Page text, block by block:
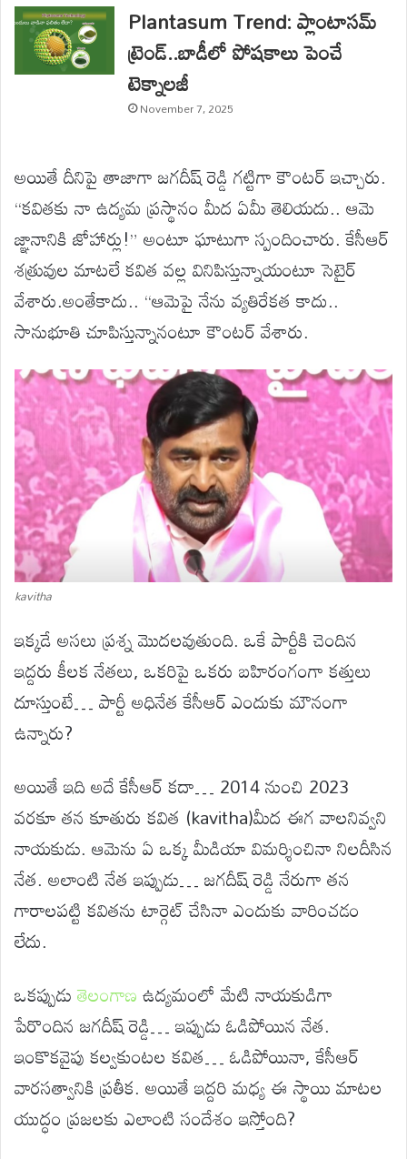
Plantasum Trend: ప్లాంటాసమ్
ట్రెండ్..బాడీలో పోషకాలు పెంచే
టెక్నాలజీ
November 7, 2025
అయితే దీనిపై తాజాగా జగదీష్ రెడ్డి గట్టిగా కౌంటర్ ఇచ్చారు.
“కవితకు నా ఉద్యమ ప్రస్థానం మీద ఏమీ తెలియదు.. ఆమె
జ్ఞానానికి జోహార్లు!” అంటూ ఘాటుగా స్పందించారు. కేసీఆర్
శత్రువుల మాటలే కవిత వల్ల వినిపిస్తున్నాయంటూ సెటైర్
వేశారు.అంతేకాదు.. “ఆమెపై నేను వ్యతిరేకత కాదు..
సానుభూతి చూపిస్తున్నానంటూ కౌంటర్ వేశారు.
kavitha
ఇక్కడే అసలు ప్రశ్న మొదలవుతుంది. ఒకే పార్టీకి చెందిన
ఇద్దరు కీలక నేతలు, ఒకరిపై ఒకరు బహిరంగంగా కత్తులు
దూస్తుంటే… పార్టీ అధినేత కేసీఆర్ ఎందుకు మౌనంగా
ఉన్నారు?
అయితే ఇది అదే కేసీఆర్ కదా… 2014 నుంచి 2023
వరకూ తన కూతురు కవిత (kavitha)మీద ఈగ వాలనివ్వని
నాయకుడు. ఆమెను ఏ ఒక్క మీడియా విమర్శించినా నిలదీసిన
నేత. అలాంటి నేత ఇప్పుడు… జగదీష్ రెడ్డి నేరుగా తన
గారాలపట్టి కవితను టార్గెట్ చేసినా ఎందుకు వారించడం
లేదు.
ఒకప్పుడుతెలంగాణఉద్యమంలో మేటి నాయకుడిగా
పేరొందిన జగదీష్ రెడ్డి… ఇప్పుడు ఓడిపోయిన నేత.
ఇంకొకవైపు కల్వకుంటల కవిత… ఓడిపోయినా, కేసీఆర్
వారసత్వానికి ప్రతీక. అయితే ఇద్దరి మధ్య ఈ స్థాయి మాటల
యుద్ధం ప్రజలకు ఎలాంటి సందేశం ఇస్తోంది?